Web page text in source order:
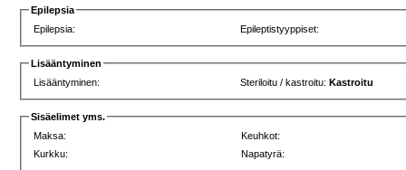
Epilepsia
Epilepsia:
Epileptistyyppiset:
Lisääntyminen
Lisääntyminen:
Steriloitu / kastroitu:Kastroitu
Sisäelimet yms.
Maksa:
Keuhkot:
Kurkku:
Napatyrä: